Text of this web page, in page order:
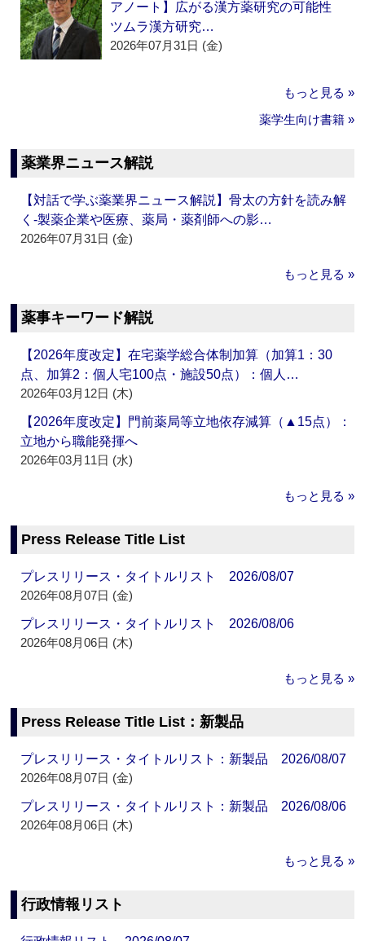
アノート】広がる漢方薬研究の可能性
ツムラ漢方研究…
2026年07月31日 (金)
もっと見る »
薬学生向け書籍 »
薬業界ニュース解説
【対話で学ぶ薬業界ニュース解説】骨太の方針を読み解
く‐製薬企業や医療、薬局・薬剤師への影…
2026年07月31日 (金)
もっと見る »
薬事キーワード解説
【2026年度改定】在宅薬学総合体制加算（加算1：30
点、加算2：個人宅100点・施設50点）：個人…
2026年03月12日 (木)
【2026年度改定】門前薬局等立地依存減算（▲15点）：
立地から職能発揮へ
2026年03月11日 (水)
もっと見る »
Press Release Title List
プレスリリース・タイトルリスト 2026/08/07
2026年08月07日 (金)
プレスリリース・タイトルリスト 2026/08/06
2026年08月06日 (木)
もっと見る »
Press Release Title List：新製品
プレスリリース・タイトルリスト：新製品 2026/08/07
2026年08月07日 (金)
プレスリリース・タイトルリスト：新製品 2026/08/06
2026年08月06日 (木)
もっと見る »
行政情報リスト